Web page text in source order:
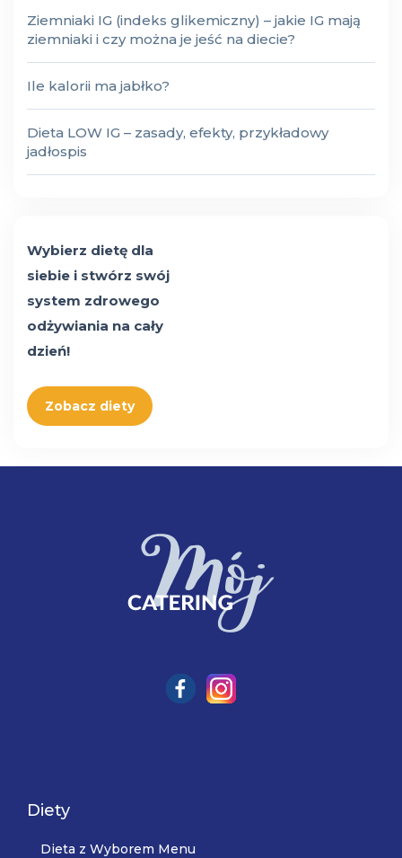
Ziemniaki IG (indeks glikemiczny) – jakie IG mają
ziemniaki i czy można je jeść na diecie?
Ile kalorii ma jabłko?
Dieta LOW IG – zasady, efekty, przykładowy
jadłospis
Wybierz dietę dla
siebie i stwórz swój
system zdrowego
odżywiania na cały
dzień!
Zobacz diety
Diety
Dieta z Wyborem Menu